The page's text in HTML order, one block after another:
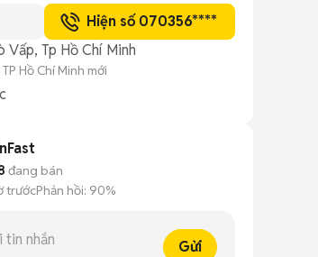
Hiện số 070356****
Vấp, Tp Hồ Chí Minh
Hồ Chí Minh mới
đang bán
trướcPhản hồi: 90%
Gửi